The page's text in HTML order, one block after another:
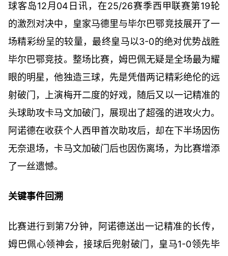
球客岛12月04日讯，在25/26赛季西甲联赛第19轮
的激烈对决中，皇家马德里与毕尔巴鄂竞技展开了一
场精彩纷呈的较量，最终皇马以3-0的绝对优势战胜
毕尔巴鄂竞技。整场比赛，姆巴佩无疑是全场最为耀
眼的明星，他独造三球，先是凭借两记精彩绝伦的远
射破门，上演梅开二度的好戏，随后又以一记精准的
头球助攻卡马文加破门，展现出了超强的进攻火力。
阿诺德在收获个人西甲首次助攻后，却在下半场因伤
无奈退场，卡马文加破门后也因伤离场，为比赛增添
了一丝遗憾。
关键事件回溯
比赛进行到第7分钟，阿诺德送出一记精准的长传，
姆巴佩心领神会，接球后兜射破门，皇马1-0领先毕